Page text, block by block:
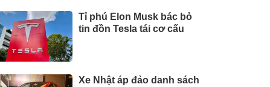
Tỉ phú Elon Musk bác bỏ
tin đồn Tesla tái cơ cấu
Xe Nhật áp đảo danh sách